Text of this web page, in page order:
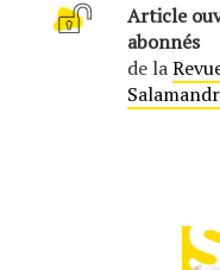
Article
abonnés
de la